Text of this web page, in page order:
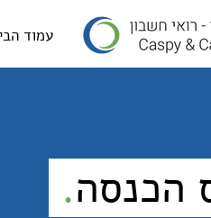
עמוד
הכנסה.